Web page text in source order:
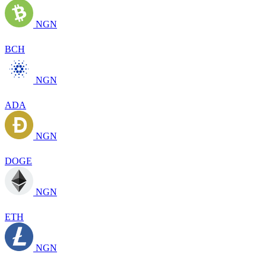
NGN
BCH
NGN
ADA
NGN
DOGE
NGN
ETH
NGN